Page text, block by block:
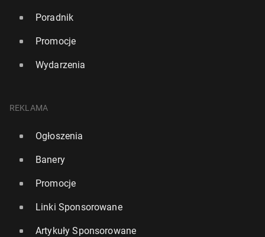
Poradnik
Promocje
Wydarzenia
REKLAMA
Ogłoszenia
Banery
Promocje
Linki Sponsorowane
Artykuły Sponsorowane